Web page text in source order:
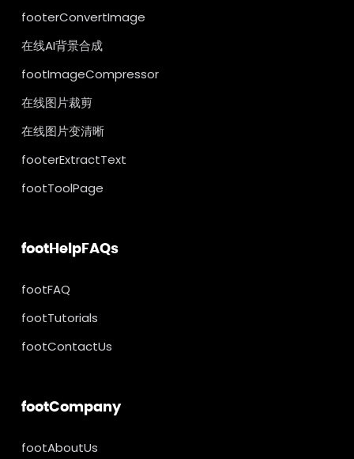
footerConvertImage
在线AI背景合成
footImageCompressor
在线图片裁剪
在线图片变清晰
footerExtractText
footToolPage
footHelpFAQs
footFAQ
footTutorials
footContactUs
footCompany
footAboutUs